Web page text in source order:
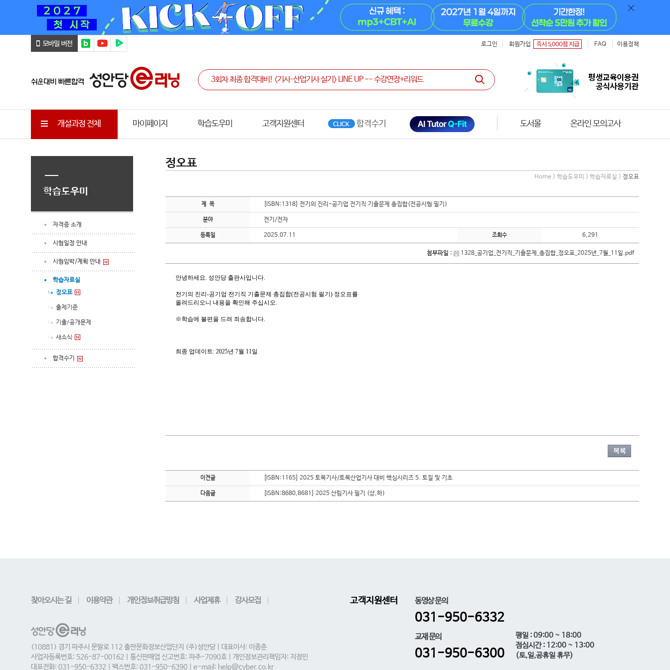
로그인 회원가입 FAQ 이용정책
개설과정 전체 마이페이지 학습도우미 고객지원센터 도서몰 온라인 모의고사
학습도우미
자격증 소개
시험일정 안내
시험임박/계획 안내
학습자료실
정오표
출제기준
기출/공개문제
새소식
합격수기
정오표
Home > 학습도우미 > 학습자료실 > 정오표
제 목 [ISBN:1318] 전기의 진리-공기업 전기직 기출문제 총집합(전공시험 필기)
분야 전기/전자
등록일 2025.07.11 조회수 6,291
첨부파일 : 1328_공기업_전기직_기출문제_총집합_정오표_2025년_7월_11일.pdf
안녕하세요. 성안당 출판사입니다.
전기의 진리-공기업 전기직 기출문제 총집합(전공시험 필기) 정오표를
올려드리오니 내용을 확인해 주십시오.
※학습에 불편을 드려 죄송합니다.
최종 업데이트: 2025년 7월 11일
이전글 [ISBN:1165] 2025 토목기사/토목산업기사 대비 핵심시리즈 5. 토질 및 기초
다음글 [ISBN:8680,8681] 2025 산림기사 필기 (상,하)
찾아오시는 길 이용약관 개인정보취급방침 사업제휴 강사모집
(10881) 경기 파주시 문발로 112 출판문화정보산업단지 (주)성안당 | 대표이사: 이종춘
사업자등록번호: 526-87-00162 | 통신판매업 신고번호: 파주-7090호 | 개인정보관리책임자: 지정민
대표전화: 031-950-6332 | 팩스번호: 031-950-6390 | e-mail: help@cyber.co.kr
고객지원센터 동영상 문의
031-950-6332
교재 문의
031-950-6300
평일 : 09:00 ~ 18:00
점심시간 : 12:00 ~ 13:00
(토,일,공휴일 휴무)